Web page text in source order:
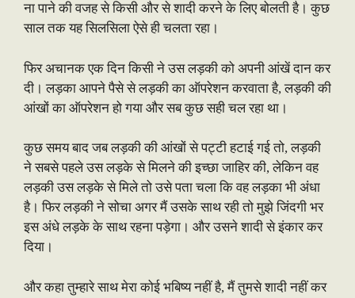
ना पाने की वजह से किसी और से शादी करने के लिए बोलती है। कुछ
साल तक यह सिलसिला ऐसे ही चलता रहा।
फिर अचानक एक दिन किसी ने उस लड़की को अपनी आंखें दान कर
दी। लड़का आपने पैसे से लड़की का ऑपरेशन करवाता है, लड़की की
आंखों का ऑपरेशन हो गया और सब कुछ सही चल रहा था।
कुछ समय बाद जब लड़की की आंखों से पट्टी हटाई गई तो, लड़की
ने सबसे पहले उस लड़के से मिलने की इच्छा जाहिर की, लेकिन वह
लड़की उस लड़के से मिले तो उसे पता चला कि वह लड़का भी अंधा
है। फिर लड़की ने सोचा अगर मैं उसके साथ रही तो मुझे जिंदगी भर
इस अंधे लड़के के साथ रहना पड़ेगा। और उसने शादी से इंकार कर
दिया।
और कहा तुम्हारे साथ मेरा कोई भबिष्य नहीं है, मैं तुमसे शादी नहीं कर